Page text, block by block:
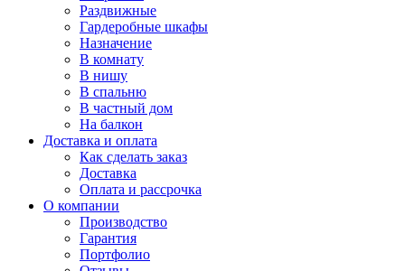
Раздвижные
Гардеробные шкафы
Назначение
В комнату
В нишу
В спальню
В частный дом
На балкон
Доставка и оплата
Как сделать заказ
Доставка
Оплата и рассрочка
О компании
Производство
Гарантия
Портфолио